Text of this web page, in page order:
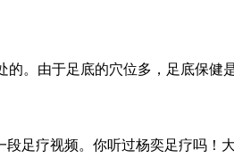
。由于足底的穴位多，足底保健
足疗视频。你听过杨奕足疗吗